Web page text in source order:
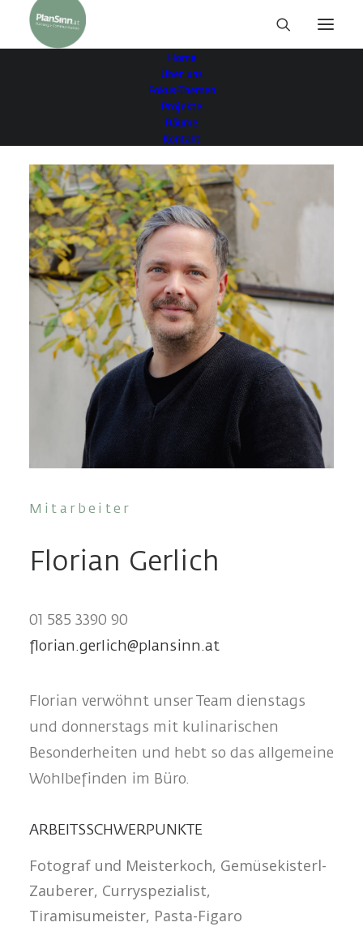
Home
Über uns
Fokus-Themen
Projekte
Räume
Kontakt
Mitarbeiter
Florian Gerlich
01 585 3390 90
florian.gerlich@plansinn.at
Florian verwöhnt unser Team dienstags
und donnerstags mit kulinarischen
Besonderheiten und hebt so das allgemeine
Wohlbefinden im Büro.
ARBEITSSCHWERPUNKTE
Fotograf und Meisterkoch, Gemüsekisterl-
Zauberer, Curryspezialist,
Tiramisumeister, Pasta-Figaro